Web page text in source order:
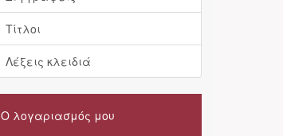
Τίτλοι
Λέξεις κλειδιά
Ο λογαριασμός μου